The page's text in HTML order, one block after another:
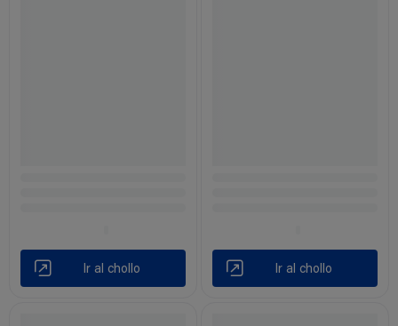
Ir al chollo Ir al chollo